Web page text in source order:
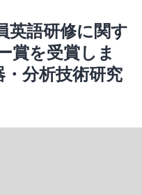
英語研修に関す
賞を受賞しま
分析技術研究